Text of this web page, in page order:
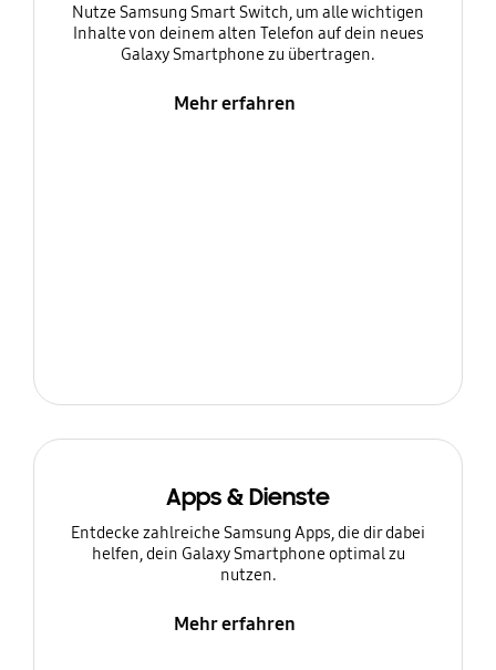
Nutze Samsung Smart Switch, um alle wichtigen
Inhalte von deinem alten Telefon auf dein neues
Galaxy Smartphone zu übertragen.
Mehr erfahren
Apps & Dienste
Entdecke zahlreiche Samsung Apps, die dir dabei
helfen, dein Galaxy Smartphone optimal zu
nutzen.
Mehr erfahren